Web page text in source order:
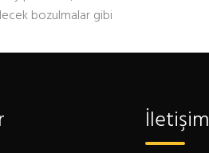
bozulmalar gibi
İletişim